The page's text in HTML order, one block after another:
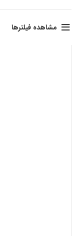
مشاهده فیلترها